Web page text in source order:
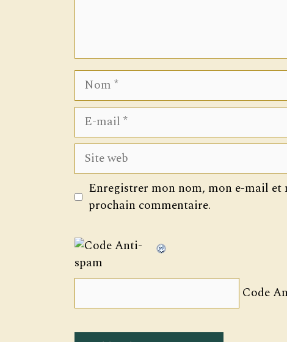
Nom
E-
mail
Site
web
Enregistrer mon nom, mon e-mail
prochain commentaire.
Code